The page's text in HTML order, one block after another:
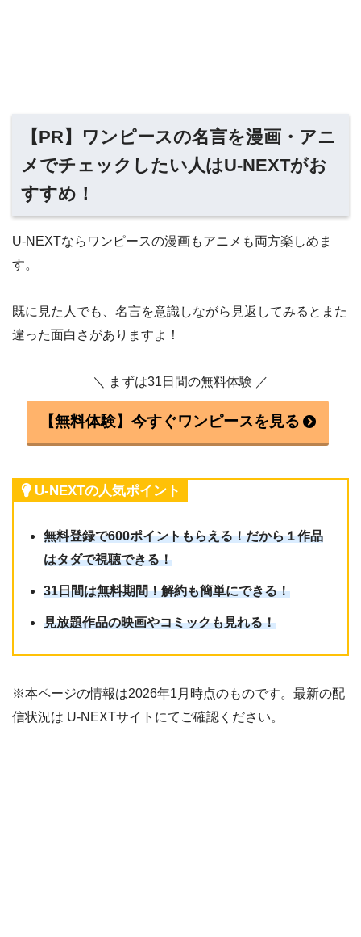
【PR】ワンピースの名言を漫画・アニ
メでチェックしたい人はU-NEXTがお
すすめ！
U-NEXTならワンピースの漫画もアニメも両方楽しめま
す。
既に見た人でも、名言を意識しながら見返してみるとまた
違った面白さがありますよ！
＼ まずは31日間の無料体験 ／
【無料体験】今すぐワンピースを見る
U-NEXTの人気ポイント
無料登録で600ポイントもらえる！だから１作品
はタダで視聴できる！
31日間は無料期間！解約も簡単にできる！
見放題作品の映画やコミックも見れる！
※本ページの情報は2026年1月時点のものです。最新の配
信状況は U-NEXTサイトにてご確認ください。